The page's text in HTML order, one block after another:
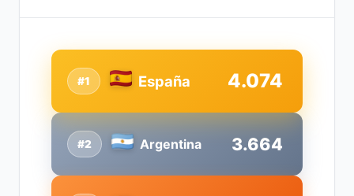
#2 Argentina 3.664
#1 España 4.074